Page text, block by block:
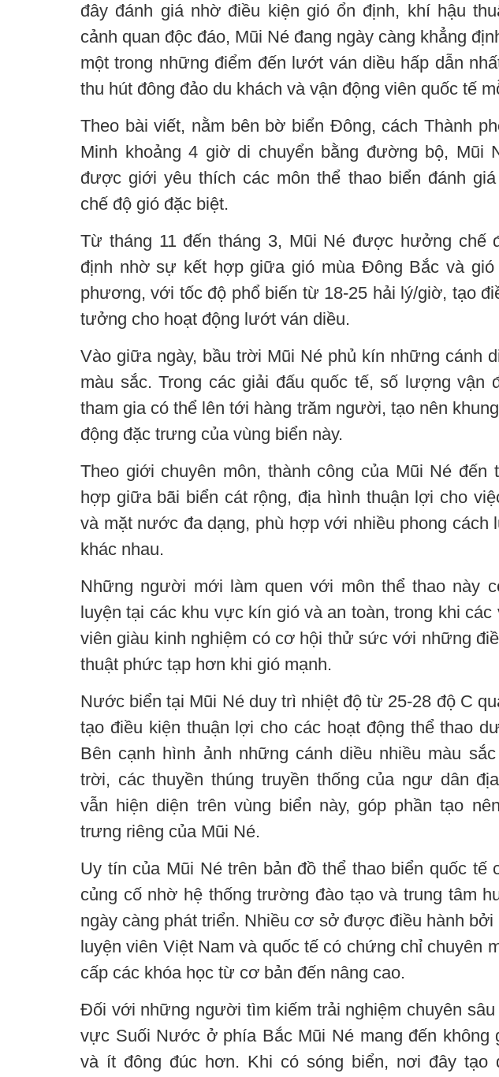
đây đánh giá nhờ điều kiện gió ổn định, khí hậu
cảnh quan độc đáo, Mũi Né đang ngày càng khẳng
một trong những điểm đến lướt ván diều hấp dẫn
thu hút đông đảo du khách và vận động viên quốc tế
Theo bài viết, nằm bên bờ biển Đông, cách Thành
Minh khoảng 4 giờ di chuyển bằng đường bộ, Mũi
được giới yêu thích các môn thể thao biển đánh
chế độ gió đặc biệt.
Từ tháng 11 đến tháng 3, Mũi Né được hưởng chế
định nhờ sự kết hợp giữa gió mùa Đông Bắc và gió
phương, với tốc độ phổ biến từ 18-25 hải lý/giờ, tạo
tưởng cho hoạt động lướt ván diều.
Vào giữa ngày, bầu trời Mũi Né phủ kín những cánh
màu sắc. Trong các giải đấu quốc tế, số lượng vận
tham gia có thể lên tới hàng trăm người, tạo nên
động đặc trưng của vùng biển này.
Theo giới chuyên môn, thành công của Mũi Né đến
hợp giữa bãi biển cát rộng, địa hình thuận lợi cho
và mặt nước đa dạng, phù hợp với nhiều phong cách
khác nhau.
Những người mới làm quen với môn thể thao này
luyện tại các khu vực kín gió và an toàn, trong khi các
viên giàu kinh nghiệm có cơ hội thử sức với những
thuật phức tạp hơn khi gió mạnh.
Nước biển tại Mũi Né duy trì nhiệt độ từ 25-28 độ C
tạo điều kiện thuận lợi cho các hoạt động thể thao
Bên cạnh hình ảnh những cánh diều nhiều màu
trời, các thuyền thúng truyền thống của ngư dân
vẫn hiện diện trên vùng biển này, góp phần tạo
trưng riêng của Mũi Né.
Uy tín của Mũi Né trên bản đồ thể thao biển quốc tế
củng cố nhờ hệ thống trường đào tạo và trung tâm
ngày càng phát triển. Nhiều cơ sở được điều hành bởi
luyện viên Việt Nam và quốc tế có chứng chỉ chuyên
cấp các khóa học từ cơ bản đến nâng cao.
Đối với những người tìm kiếm trải nghiệm chuyên sâu
vực Suối Nước ở phía Bắc Mũi Né mang đến không
và ít đông đúc hơn. Khi có sóng biển, nơi đây tạo